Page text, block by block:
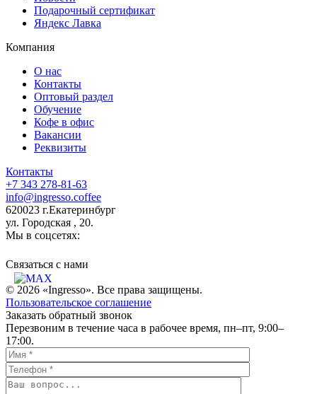
Подарочный сертификат
Яндекс Лавка
Компания
О нас
Контакты
Оптовый раздел
Обучение
Кофе в офис
Вакансии
Реквизиты
Контакты
+7 343 278-81-63
info@ingresso.coffee
620023 г.Екатеринбург
ул. Городская , 20.
Мы в соцсетях:
Связаться c нами
© 2026 «Ingresso». Все права защищены.
Пользовательское соглашение
Заказать обратный звонок
Перезвоним в течение часа в рабочее время, пн–пт, 9:00–
17:00.